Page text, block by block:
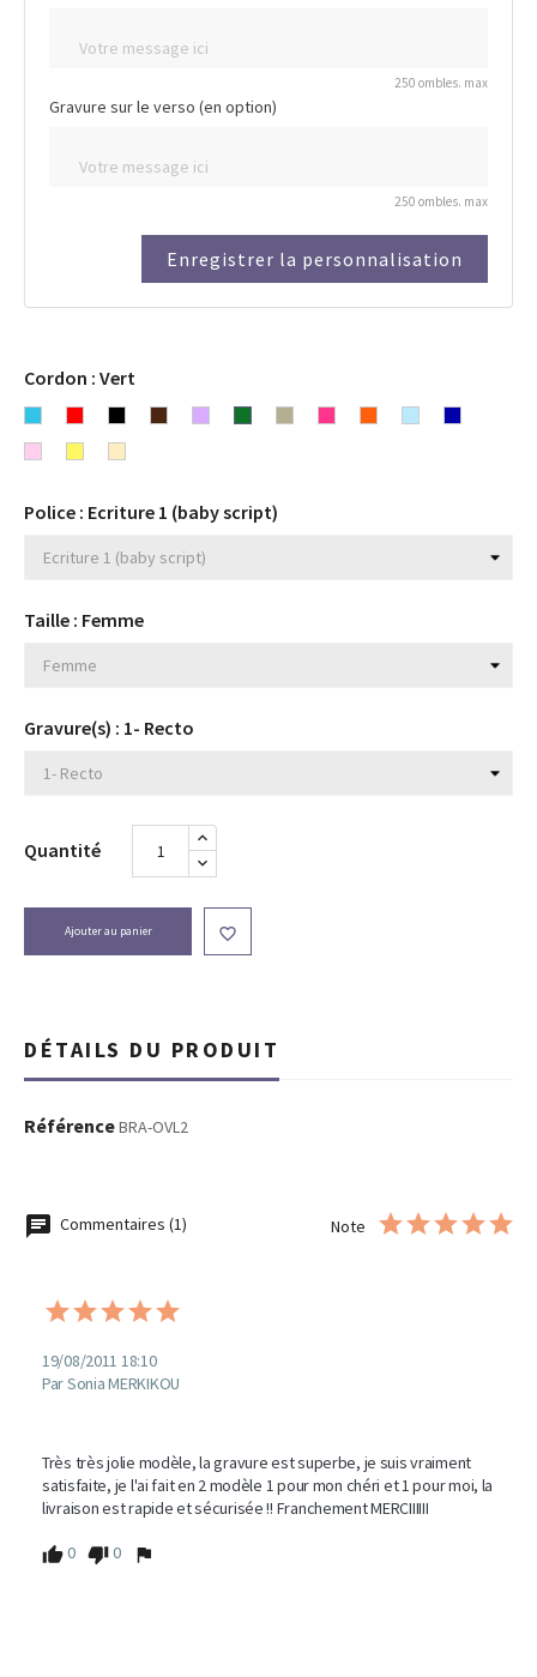
250 ombles. max
Gravure sur le verso (en option)
250 ombles. max
Enregistrer la personnalisation
Cordon : Vert
Bleu
turquoise
RougeNoir ChocolatLavande
Vert Gris
Rose
OrangeBleu
Bleu
Rose
JauneBeige
Police : Ecriture 1 (baby script)
Taille : Femme
Gravure(s) : 1- Recto
Quantité
Ajouter au panier 
DÉTAILS DU PRODUIT
RéférenceBRA-OVL2
Commentaires (1) Note
19/08/2011 18:10
Par Sonia MERKIKOU
Très très jolie modèle, la gravure est superbe, je suis vraiment
satisfaite, je l'ai fait en 2 modèle 1 pour mon chéri et 1 pour moi, la
livraison est rapide et sécurisée !! Franchement MERCIIIIII
0 0